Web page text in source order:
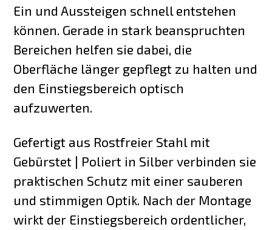
Ein und Aussteigen schnell entstehen
können. Gerade in stark beanspruchten
Bereichen helfen sie dabei, die
Oberfläche länger gepflegt zu halten und
den Einstiegsbereich optisch
aufzuwerten.
Gefertigt aus Rostfreier Stahl mit
Gebürstet | Poliert in Silber verbinden sie
praktischen Schutz mit einer sauberen
und stimmigen Optik. Nach der Montage
wirkt der Einstiegsbereich ordentlicher,